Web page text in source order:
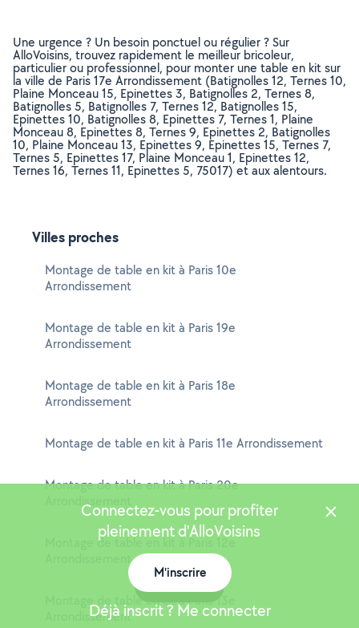
Une urgence ? Un besoin ponctuel ou régulier ? Sur
AlloVoisins, trouvez rapidement le meilleur bricoleur,
particulier ou professionnel, pour monter une table en kit sur
la ville de Paris 17e Arrondissement (Batignolles 12, Ternes 10,
Plaine Monceau 15, Epinettes 3, Batignolles 2, Ternes 8,
Batignolles 5, Batignolles 7, Ternes 12, Batignolles 15,
Epinettes 10, Batignolles 8, Epinettes 7, Ternes 1, Plaine
Monceau 8, Epinettes 8, Ternes 9, Epinettes 2, Batignolles
10, Plaine Monceau 13, Epinettes 9, Epinettes 15, Ternes 7,
Ternes 5, Epinettes 17, Plaine Monceau 1, Epinettes 12,
Ternes 16, Ternes 11, Epinettes 5, 75017) et aux alentours.
Villes proches
Montage de table en kit à Paris 10e
Arrondissement
Montage de table en kit à Paris 19e
Arrondissement
Montage de table en kit à Paris 18e
Arrondissement
Montage de table en kit à Paris 11e Arrondissement
Montage de table en kit à Paris 20e
Arrondissement
Montage de table en kit à Paris 12e
Arrondissement
Montage de table en kit à Paris 13e
Arrondissement
Connectez-vous pour profiter
pleinement d'AlloVoisins
M'inscrire
Déjà inscrit ? Me connecter